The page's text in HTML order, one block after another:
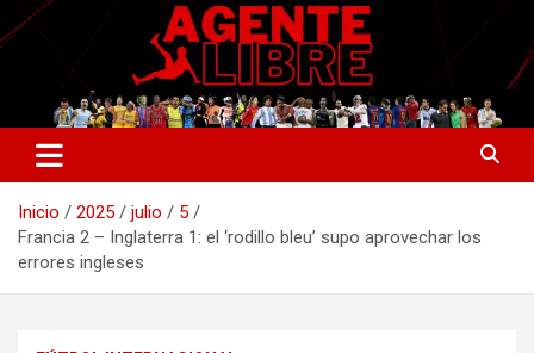
Saltar
al
Agente Libre Digital
La nueva generación del periodismo deportivo.
Inicio 2025 julio
5
Francia 2 – Inglaterra 1: el ‘rodillo bleu’ supo aprovechar los
errores ingleses